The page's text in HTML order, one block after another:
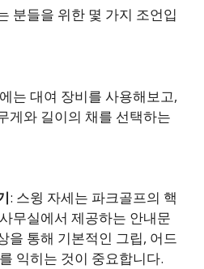
분들을 위한 몇 가지 조언입
는 대여 장비를 사용해보고,
게와 길이의 채를 선택하는
: 스윙 자세는 파크골프의 핵
무실에서 제공하는 안내문
을 통해 기본적인 그립, 어드
익히는 것이 중요합니다.